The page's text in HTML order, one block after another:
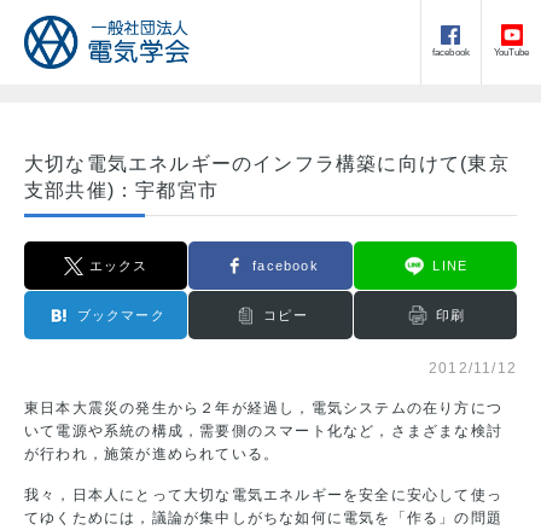
facebook YouTube
大切な電気エネルギーのインフラ構築に向けて(東京
支部共催)：宇都宮市
エックス facebook LINE
ブックマーク コピー 印刷
2012/11/12
東日本大震災の発生から２年が経過し，電気システムの在り方につ
いて電源や系統の構成，需要側のスマート化など，さまざまな検討
が行われ，施策が進められている。
我々，日本人にとって大切な電気エネルギーを安全に安心して使っ
てゆくためには，議論が集中しがちな如何に電気を「作る」の問題